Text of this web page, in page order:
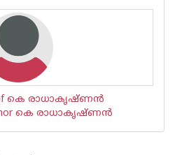
of കെ രാധാകൃഷ്ണന്‍
കെ രാധാകൃഷ്ണന്‍